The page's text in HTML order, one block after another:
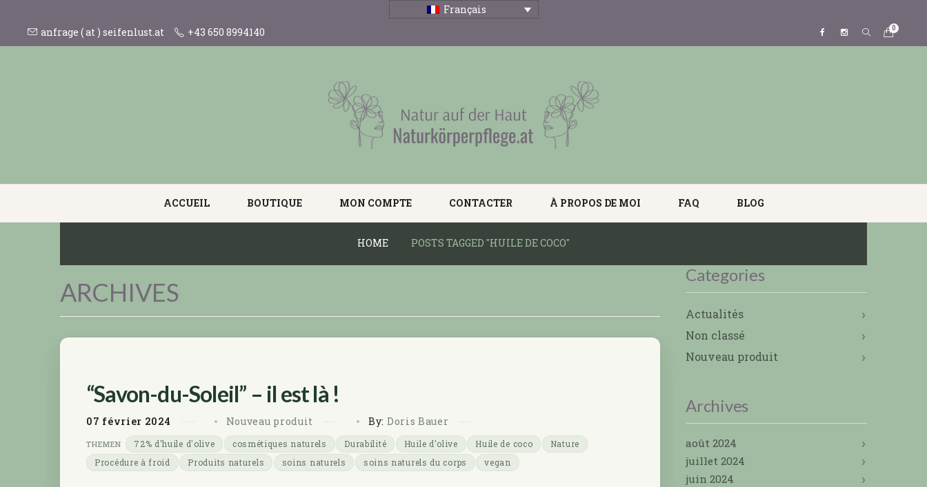
Français
anfrage ( at ) seifenlust.at
+43 650 8994140 0
ACCUEIL BOUTIQUE MON COMPTE CONTACTER À PROPOS DE MOI FAQ BLOG
HOME POSTS TAGGED "HUILE DE COCO"
ARCHIVES
“Savon-du-Soleil” – il est là !
07 février 2024 Nouveau produit By: Doris Bauer
72% d'huile d'olive cosmétiques naturels Durabilité Huile d'olive Huile de coco
Nature
Procédure à froid
Produits naturels soins naturels soins naturels du corps vegan
Categories
Actualités
Non classé
Nouveau produit
Archives
août 2024
juillet 2024
juin 2024